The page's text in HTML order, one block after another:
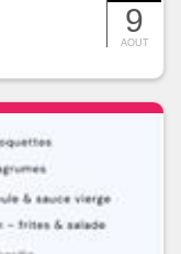
9
AOUT